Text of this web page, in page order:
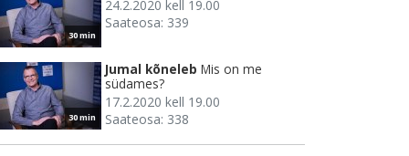
30 min
24.2.2020 kell 19.00
Saateosa: 339
30 min
Jumal kõneleb Mis on me
südames?
17.2.2020 kell 19.00
Saateosa: 338